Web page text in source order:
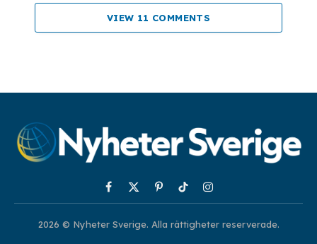
VIEW 11 COMMENTS
Facebook
X
(Twitter)
PinterestTikTokInstagram
2026 © Nyheter Sverige. Alla rättigheter reserverade.